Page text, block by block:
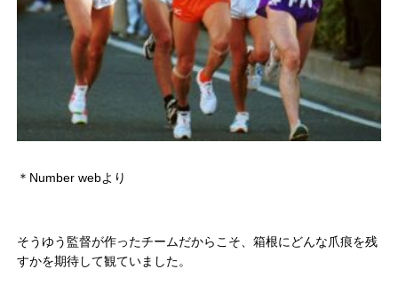
＊Number webより
そうゆう監督が作ったチームだからこそ、箱根にどんな爪痕を残
すかを期待して観ていました。